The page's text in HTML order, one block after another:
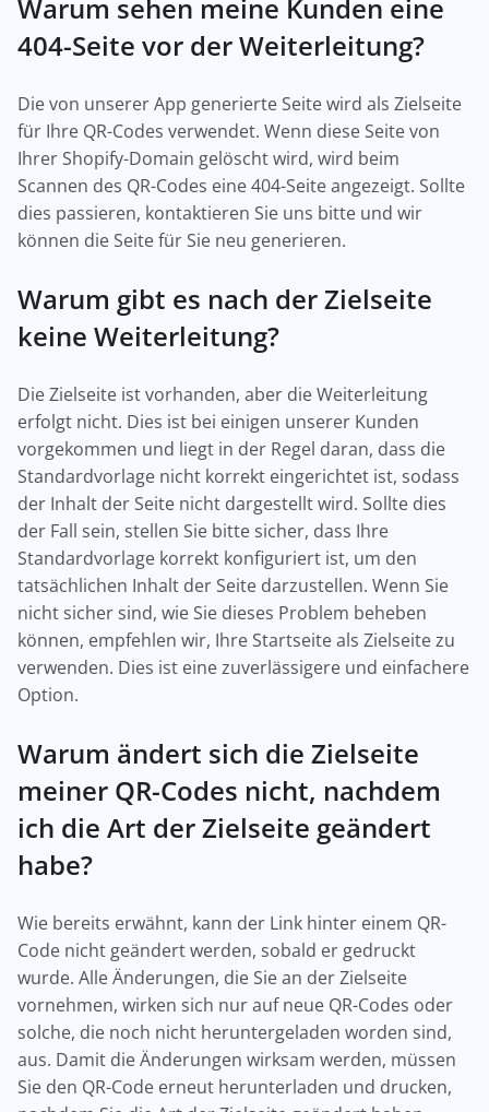
Warum sehen meine Kunden eine
404-Seite vor der Weiterleitung?
Die von unserer App generierte Seite wird als Zielseite
für Ihre QR-Codes verwendet. Wenn diese Seite von
Ihrer Shopify-Domain gelöscht wird, wird beim
Scannen des QR-Codes eine 404-Seite angezeigt. Sollte
dies passieren, kontaktieren Sie uns bitte und wir
können die Seite für Sie neu generieren.
Warum gibt es nach der Zielseite
keine Weiterleitung?
Die Zielseite ist vorhanden, aber die Weiterleitung
erfolgt nicht. Dies ist bei einigen unserer Kunden
vorgekommen und liegt in der Regel daran, dass die
Standardvorlage nicht korrekt eingerichtet ist, sodass
der Inhalt der Seite nicht dargestellt wird. Sollte dies
der Fall sein, stellen Sie bitte sicher, dass Ihre
Standardvorlage korrekt konfiguriert ist, um den
tatsächlichen Inhalt der Seite darzustellen. Wenn Sie
nicht sicher sind, wie Sie dieses Problem beheben
können, empfehlen wir, Ihre Startseite als Zielseite zu
verwenden. Dies ist eine zuverlässigere und einfachere
Option.
Warum ändert sich die Zielseite
meiner QR-Codes nicht, nachdem
ich die Art der Zielseite geändert
habe?
Wie bereits erwähnt, kann der Link hinter einem QR-
Code nicht geändert werden, sobald er gedruckt
wurde. Alle Änderungen, die Sie an der Zielseite
vornehmen, wirken sich nur auf neue QR-Codes oder
solche, die noch nicht heruntergeladen worden sind,
aus. Damit die Änderungen wirksam werden, müssen
Sie den QR-Code erneut herunterladen und drucken,